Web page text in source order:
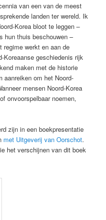
van een van de meest
landen ter wereld. Ik
Korea bloot te leggen –
hun thuis beschouwen –
regime werkt en aan de
Koreaanse geschiedenis rijk
maken met de historie
aanreiken om het Noord-
mensen Noord-Korea
onvoorspelbaar noemen,
zijn in een boekpresentatie
met Uitgeverij van Oorschot.
het verschijnen van dit boek